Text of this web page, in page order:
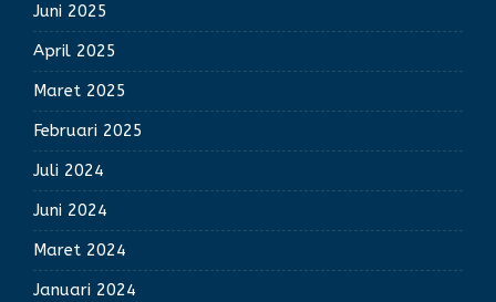
Juni 2025
April 2025
Maret 2025
Februari 2025
Juli 2024
Juni 2024
Maret 2024
Januari 2024